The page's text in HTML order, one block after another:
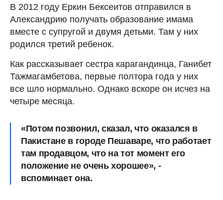
В 2012 году Еркин Бексеитов отправился в
Александрию получать образование имама
вместе с супругой и двумя детьми. Там у них
родился третий ребенок.
Как рассказывает сестра карагандинца, Ганибет
Тажмагамбетова, первые полтора года у них
все шло нормально. Однако вскоре он исчез на
четыре месяца.
«Потом позвонил, сказал, что оказался в
Пакистане в городе Пешаваре, что работает
там продавцом, что на тот момент его
положение не очень хорошее», -
вспоминает она.